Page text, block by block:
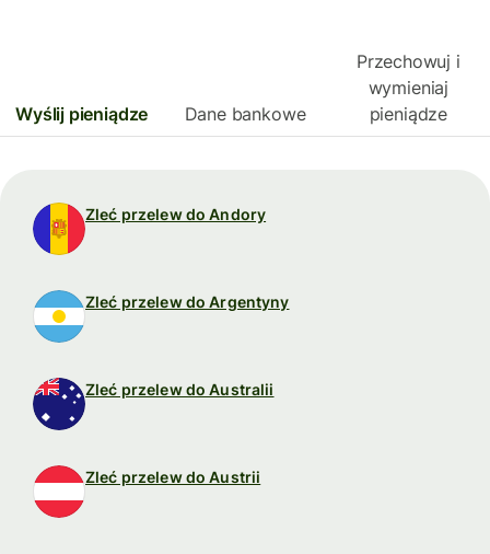
Wyślij pieniądze Dane bankowe
Przechowuj i
wymieniaj
pieniądze
Zleć przelew do Andory
Zleć przelew do Argentyny
Zleć przelew do Australii
Zleć przelew do Austrii